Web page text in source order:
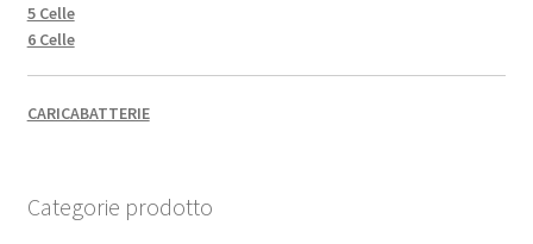
5 Celle
6 Celle
CARICABATTERIE
Categorie prodotto